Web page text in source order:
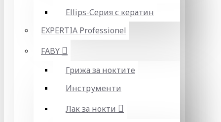
Ellips-Серия с кератин
EXPERTIA Professionel
FABY
Грижа за ноктите
Инструменти
Лак за нокти